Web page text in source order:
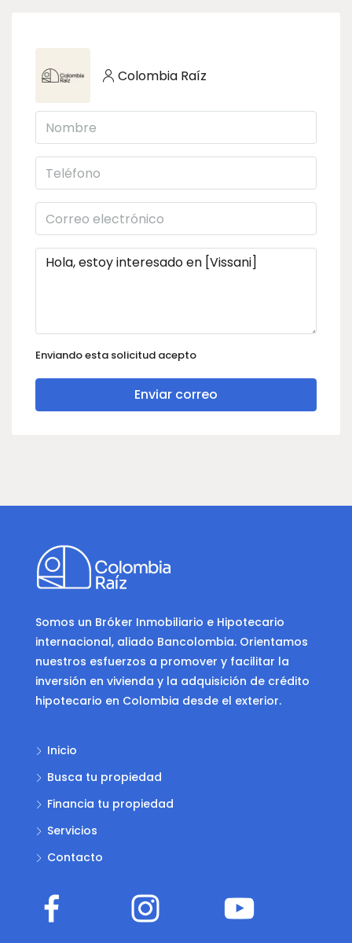
Colombia Raíz
Enviando esta solicitud acepto
Enviar correo
Somos un Bróker Inmobiliario e Hipotecario
internacional, aliado Bancolombia. Orientamos
nuestros esfuerzos a promover y facilitar la
inversión en vivienda y la adquisición de crédito
hipotecario en Colombia desde el exterior.
Inicio
Busca tu propiedad
Financia tu propiedad
Servicios
Contacto